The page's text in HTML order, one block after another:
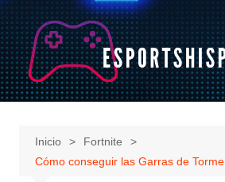
Saltar
al
contenido
Inicio
Fortnite
Cómo conseguir las Garras de